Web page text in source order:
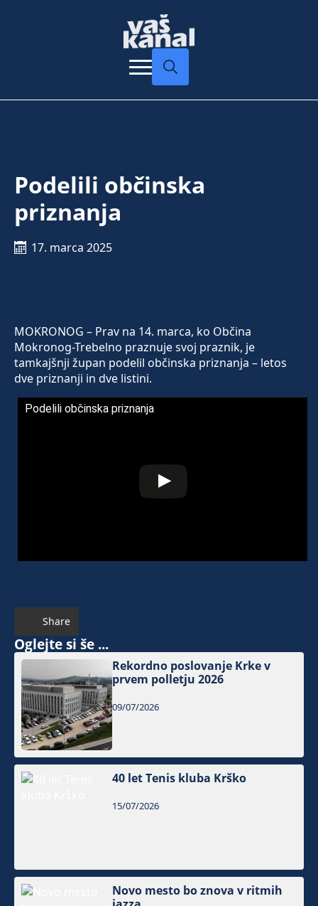
Podelili občinska
priznanja
17. marca 2025
MOKRONOG – Prav na 14. marca, ko Občina
Mokronog-Trebelno praznuje svoj praznik, je
tamkajšnji župan podelil občinska priznanja – letos
dve priznanji in dve listini.
Podelili občinska priznanja
Share
Oglejte si še ...
Rekordno poslovanje Krke v
prvem polletju 2026
09/07/2026
40 let Tenis kluba Krško
15/07/2026
Novo mesto bo znova v ritmih